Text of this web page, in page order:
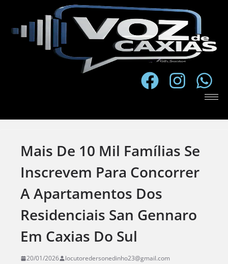
Mais De 10 Mil Famílias Se
Inscrevem Para Concorrer
A Apartamentos Dos
Residenciais San Gennaro
Em Caxias Do Sul
20/01/2026
locutoredersonedinho23@gmail.com